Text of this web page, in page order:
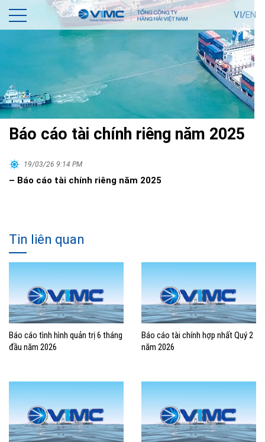
VI/EN
Báo cáo tài chính riêng năm 2025
19/03/26 9:14 PM
– Báo cáo tài chính riêng năm 2025
Tin liên quan
Báo cáo tình hình quản trị 6 tháng
đầu năm 2026
Báo cáo tài chính hợp nhất Quý 2
năm 2026